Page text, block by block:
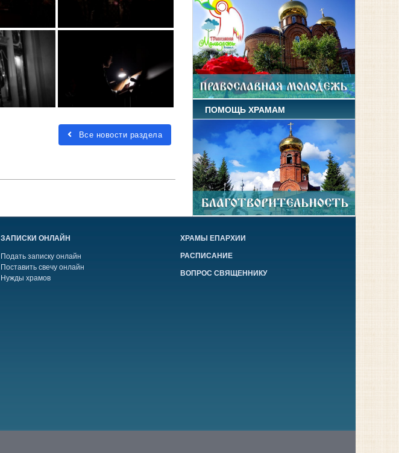
Все новости раздела
ПОМОЩЬ ХРАМАМ
ЗАПИСКИ ОНЛАЙН
Подать записку онлайн
Поставить свечу онлайн
Нужды храмов
ХРАМЫ ЕПАРХИИ
РАСПИСАНИЕ
ВОПРОС СВЯЩЕННИКУ